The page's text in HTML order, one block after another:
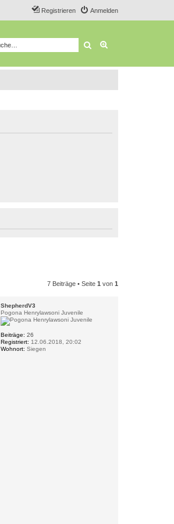
Anmelden
Registrieren
Suche
7 Beiträge • Seite 1 von 1
ShepherdV3
Pogona Henrylawsoni Juvenile
Beiträge: 26
Registriert: 12.06.2018, 20:02
Wohnort: Siegen